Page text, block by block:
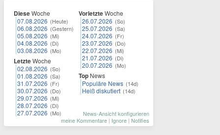
DieseWoche
07.08.2026 (Heute)
06.08.2026 (Gestern)
05.08.2026 (Mi)
04.08.2026 (Di)
03.08.2026 (Mo)
LetzteWoche
02.08.2026 (So)
01.08.2026 (Sa)
31.07.2026 (Fr)
30.07.2026 (Do)
29.07.2026 (Mi)
28.07.2026 (Di)
27.07.2026 (Mo)
VorletzteWoche
26.07.2026 (So)
25.07.2026 (Sa)
24.07.2026 (Fr)
23.07.2026 (Do)
22.07.2026 (Mi)
21.07.2026 (Di)
20.07.2026 (Mo)
Top News
Populäre News (14d)
Heiß diskutiert (14d)
News-Ansicht konfigurieren
meine Kommentare | Ignore | Notifies